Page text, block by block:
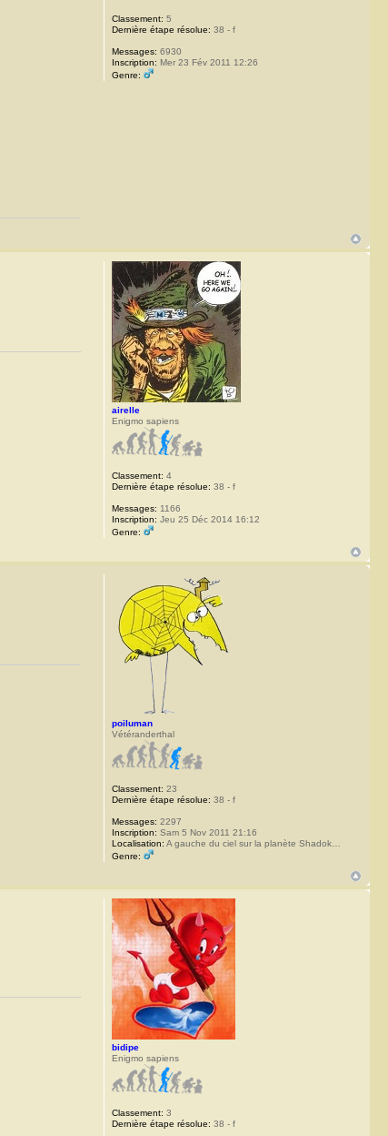
Classement: 5
Dernière étape résolue: 38 - f
Messages: 6930
Inscription: Mer 23 Fév 2011 12:26
Genre:
airelle
Enigmo sapiens
Classement: 4
Dernière étape résolue: 38 - f
Messages: 1166
Inscription: Jeu 25 Déc 2014 16:12
Genre:
poiluman
Vétéranderthal
Classement: 23
Dernière étape résolue: 38 - f
Messages: 2297
Inscription: Sam 5 Nov 2011 21:16
Localisation: A gauche du ciel sur la planète Shadok…
Genre:
bidipe
Enigmo sapiens
Classement: 3
Dernière étape résolue: 38 - f